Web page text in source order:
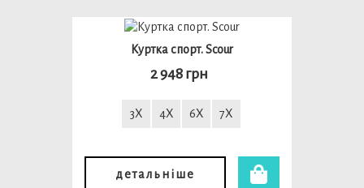
Куртка спорт. Scour
2 948 грн
3X 4X 6X 7X
детальніше